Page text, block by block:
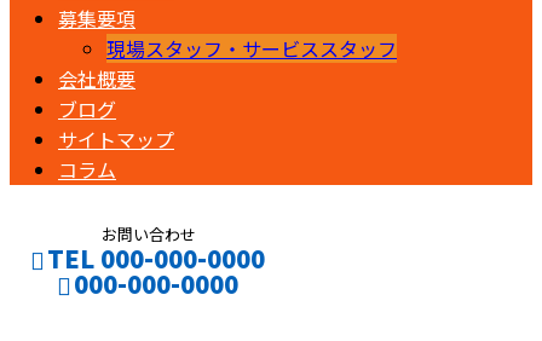
募集要項
現場スタッフ・サービススタッフ
会社概要
ブログ
サイトマップ
コラム
お問い合わせ
TEL 000-000-0000
000-000-0000